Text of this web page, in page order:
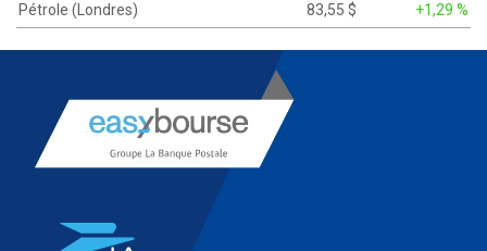
Pétrole (Londres)
83,55 $ +1,29 %